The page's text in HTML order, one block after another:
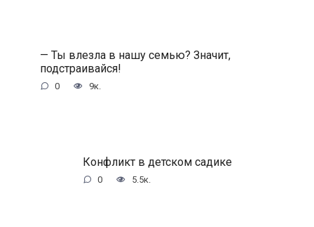
— Ты влезла в нашу семью? Значит,
подстраивайся!
0 9к.
Конфликт в детском садике
0 5.5к.